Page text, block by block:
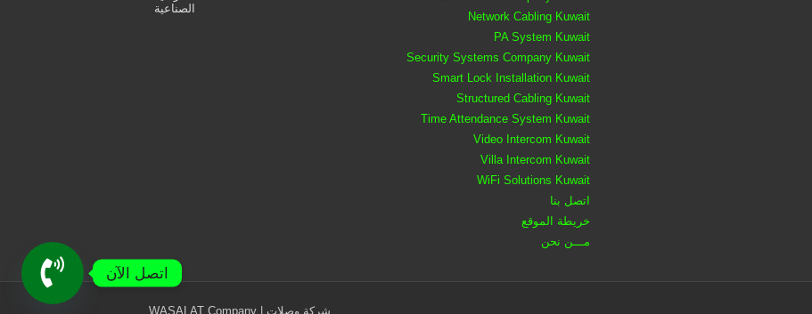
Network Cabling Kuwait
PA System Kuwait
Security Systems Company Kuwait
Smart Lock Installation Kuwait
Structured Cabling Kuwait
Time Attendance System Kuwait
Video Intercom Kuwait
Villa Intercom Kuwait
WiFi Solutions Kuwait
اتصل بنا
خريطة الموقع
مـــن نحن
الصناعية
شركة وصلات | WASALAT Company
اتصل الآن